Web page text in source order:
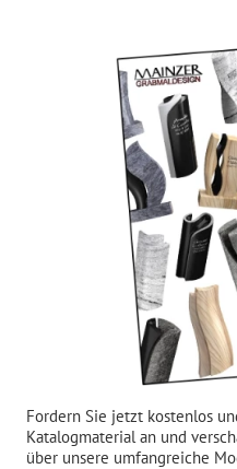
Fordern Sie jetzt kostenlos
Katalogmaterial an und
über unsere umfangreiche